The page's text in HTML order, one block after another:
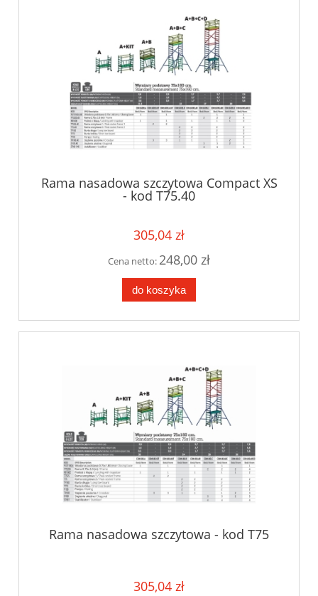
Rama nasadowa szczytowa Compact XS
- kod T75.40
305,04 zł
Cena netto: 248,00 zł
do koszyka
Rama nasadowa szczytowa - kod T75
305,04 zł